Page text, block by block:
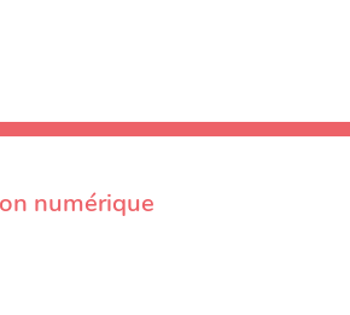
numérique